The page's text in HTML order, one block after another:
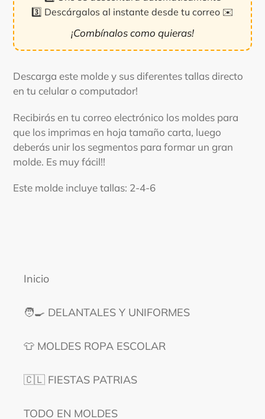
3️⃣ Descárgalos al instante desde tu correo ✉️
¡Combínalos como quieras!
el
producto
tu
carrito
Descarga este molde y sus diferentes tallas directo
en tu celular o computador!
Recibirás en tu correo electrónico los moldes para
que los imprimas en hoja tamaño carta, luego
deberás unir los segmentos para formar un gran
molde. Es muy fácil!!
Este molde incluye tallas: 2-4-6
Inicio
🧑‍🍳 DELANTALES Y UNIFORMES
👕 MOLDES ROPA ESCOLAR
🇨🇱 FIESTAS PATRIAS
TODO EN MOLDES